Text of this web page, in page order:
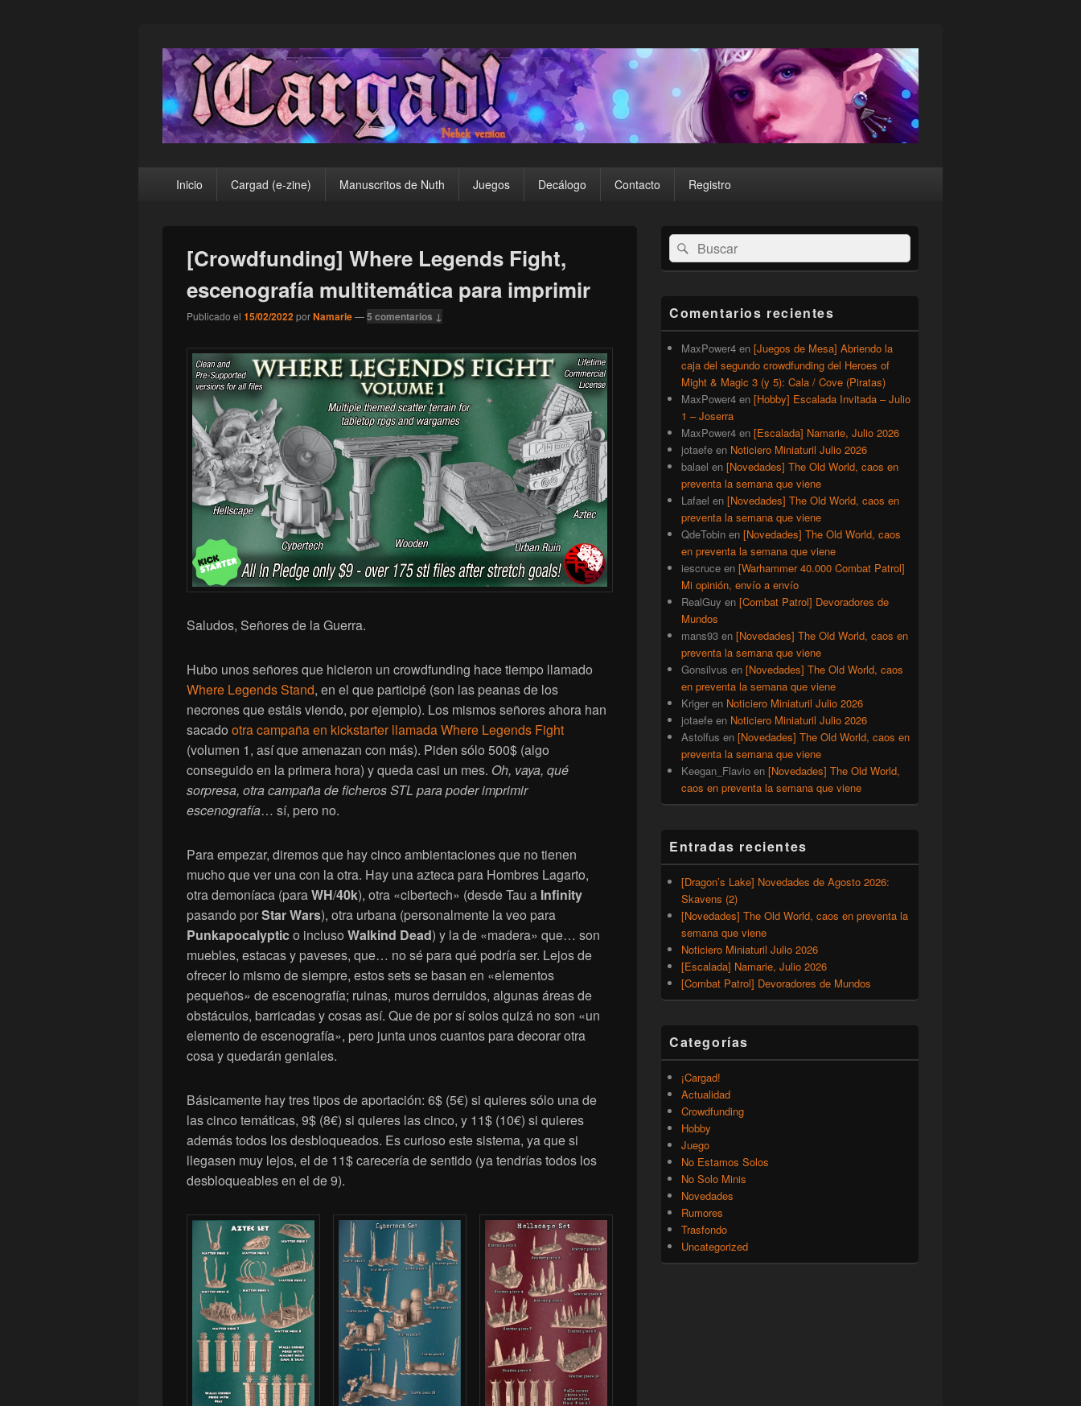
¡Cargad!
principalInicio Cargad (e-zine) Manuscritos de Nuth Juegos Decálogo Contacto Registro
[Crowdfunding] Where Legends Fight,
escenografía multitemática para imprimir
Publicado el 15/02/2022porNamarie—5 comentarios ↓
Saludos, Señores de la Guerra.
Hubo unos señores que hicieron un crowdfunding hace tiempo llamado
Where Legends Stand, en el que participé (son las peanas de los
necrones que estáis viendo, por ejemplo). Los mismos señores ahora han
sacado otra campaña en kickstarter llamada Where Legends Fight
(volumen 1, así que amenazan con más). Piden sólo 500$ (algo
conseguido en la primera hora) y queda casi un mes. Oh, vaya, qué
sorpresa, otra campaña de ficheros STL para poder imprimir
escenografía… sí, pero no.
Para empezar, diremos que hay cinco ambientaciones que no tienen
mucho que ver una con la otra. Hay una azteca para Hombres Lagarto,
otra demoníaca (paraWH/40k), otra «cibertech» (desde Tau a Infinity
pasando porStar Wars), otra urbana (personalmente la veo para
Punkapocalyptico incluso Walkind Dead) y la de «madera» que… son
muebles, estacas y paveses, que… no sé para qué podría ser. Lejos de
ofrecer lo mismo de siempre, estos sets se basan en «elementos
pequeños» de escenografía; ruinas, muros derruidos, algunas áreas de
obstáculos, barricadas y cosas así. Que de por sí solos quizá no son «un
elemento de escenografía», pero junta unos cuantos para decorar otra
cosa y quedarán geniales.
Básicamente hay tres tipos de aportación: 6$ (5€) si quieres sólo una de
las cinco temáticas, 9$ (8€) si quieres las cinco, y 11$ (10€) si quieres
además todos los desbloqueados. Es curioso este sistema, ya que si
llegasen muy lejos, el de 11$ carecería de sentido (ya tendrías todos los
desbloqueables en el de 9).
El
área
de
lateral
primaria
Buscar
por:
Buscar
Comentarios recientes
MaxPower4 en [Juegos de Mesa] Abriendo la
caja del segundo crowdfunding del Heroes of
Might & Magic 3 (y 5): Cala / Cove (Piratas)
MaxPower4 en [Hobby] Escalada Invitada – Julio
1 – Joserra
MaxPower4 en [Escalada] Namarie, Julio 2026
jotaefe en Noticiero Miniaturil Julio 2026
balael en [Novedades] The Old World, caos en
preventa la semana que viene
Lafael en [Novedades] The Old World, caos en
preventa la semana que viene
QdeTobin en [Novedades] The Old World, caos
en preventa la semana que viene
iescruce en [Warhammer 40.000 Combat Patrol]
Mi opinión, envío a envío
RealGuy en [Combat Patrol] Devoradores de
Mundos
mans93 en [Novedades] The Old World, caos en
preventa la semana que viene
Gonsilvus en [Novedades] The Old World, caos
en preventa la semana que viene
Kriger en Noticiero Miniaturil Julio 2026
jotaefe en Noticiero Miniaturil Julio 2026
Astolfus en [Novedades] The Old World, caos en
preventa la semana que viene
Keegan_Flavio en [Novedades] The Old World,
caos en preventa la semana que viene
Entradas recientes
[Dragon’s Lake] Novedades de Agosto 2026:
Skavens (2)
[Novedades] The Old World, caos en preventa la
semana que viene
Noticiero Miniaturil Julio 2026
[Escalada] Namarie, Julio 2026
[Combat Patrol] Devoradores de Mundos
Categorías
¡Cargad!
Actualidad
Crowdfunding
Hobby
Juego
No Estamos Solos
No Solo Minis
Novedades
Rumores
Trasfondo
Uncategorized